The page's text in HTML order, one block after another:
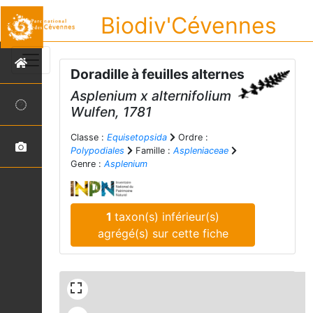
Biodiv'Cévennes
Doradille à feuilles alternes
Asplenium x alternifolium
Wulfen, 1781
Classe : Equisetopsida
Ordre :
Polypodiales
Famille : Aspleniaceae
Genre : Asplenium
1taxon(s) inférieur(s)
agrégé(s) sur cette fiche